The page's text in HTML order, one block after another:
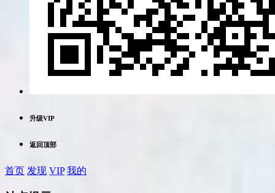
升级VIP
返回顶部
首页 发现 VIP 我的